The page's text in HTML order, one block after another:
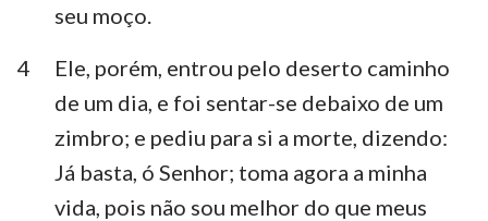
Habacuque
Ageu Zacarias
Malaquias
seu moço.
4
Ele, porém, entrou pelo deserto caminho
de um dia, e foi sentar-se debaixo de um
zimbro; e pediu para si a morte, dizendo:
Já basta, ó Senhor; toma agora a minha
vida, pois não sou melhor do que meus